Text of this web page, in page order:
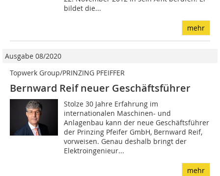
bildet die...
mehr
Ausgabe 08/2020
Topwerk Group/PRINZING PFEIFFER
Bernward Reif neuer Geschäftsführer
Stolze 30 Jahre Erfahrung im
internationalen Maschinen- und
Anlagenbau kann der neue Geschäftsführer
der Prinzing Pfeifer GmbH, Bernward Reif,
vorweisen. Genau deshalb bringt der
Elektroingenieur...
mehr